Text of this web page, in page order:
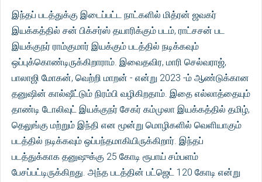
இந்தப் படத்துக்கு இடைப்பட்ட நாட்களில் மித்ரன் ஜவகர்
இயக்கத்தில் சன் பிக்சர்ஸ் தயாரிக்கும் படம், ராட்சசன் பட
இயக்குநர் ராம்குமார் இயக்கும் படத்தில் நடிக்கவும்
ஒப்புக்கொண்டிருக்கிறாராம். இவைதவிர, மாரி செல்வராஜ்,
பாலாஜி மோகன், வெற்றி மாறன் - என்று 2023 -ம் ஆண்டுக்கான
தனுஷின் கால்ஷீட்டும் நிரம்பி வழிகிறதாம். இதை எல்லாத்தையும்
தாண்டி டோலிவுட் இயக்குநர் சேகர் கம்முலா இயக்கத்தில் தமிழ்,
தெலுங்கு மற்றும் இந்தி என மூன்று மொழிகளில் வெளியாகும்
படத்தில் நடிக்கவும் ஒப்பந்தமாகியிருக்கிறார். இந்தப்
படத்துக்காக தனுஷுக்கு 25 கோடி ரூபாய் சம்பளம்
பேசப்பட்டிருக்கிறது. அந்த படத்தின் பட்ஜெட் 120 கோடி என்று